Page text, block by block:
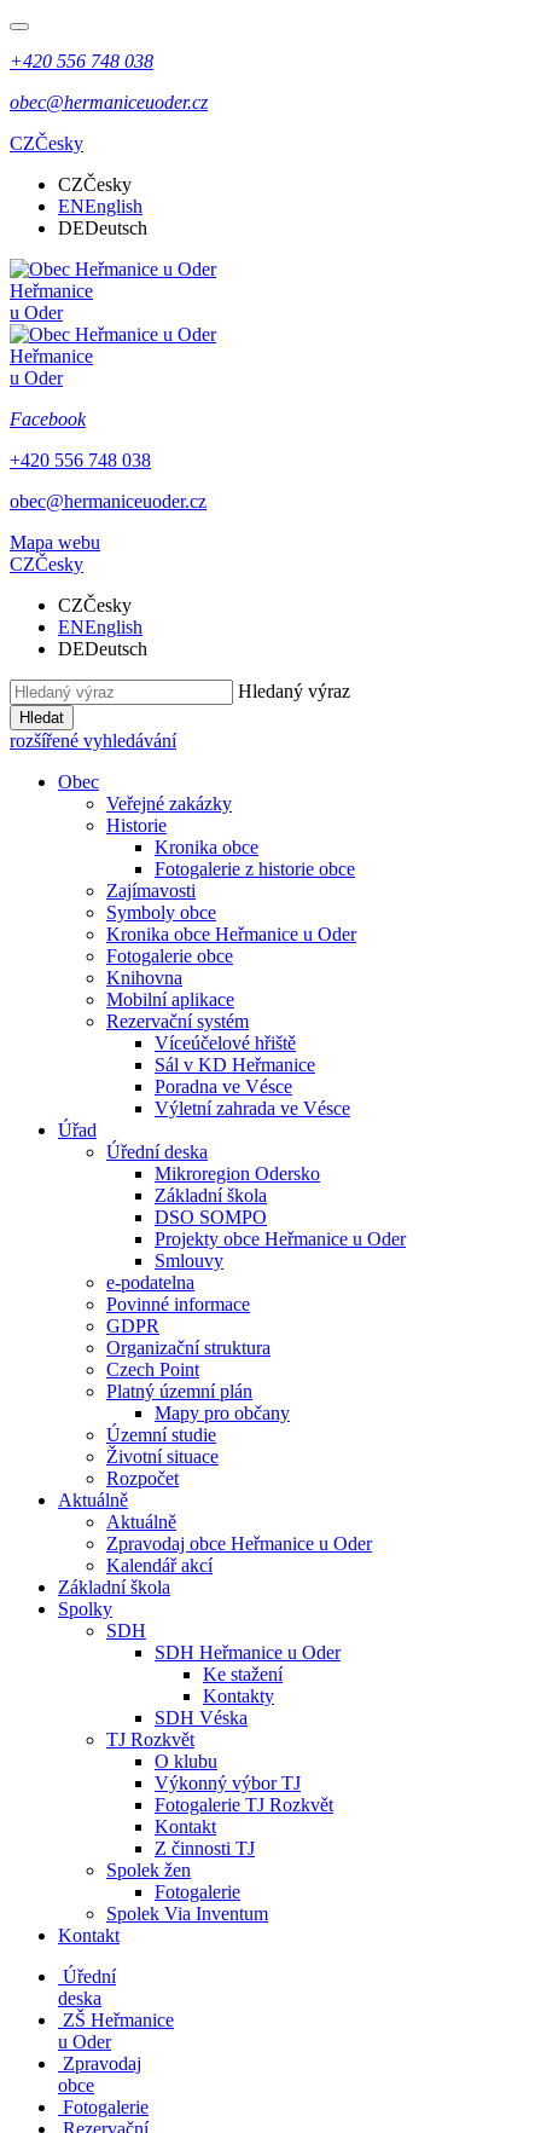
+420 556 748 038
obec@hermaniceuoder.cz
CZČesky
CZČesky
ENEnglish
DEDeutsch
Heřmanice
u Oder
Heřmanice
u Oder
Facebook
+420 556 748 038
obec@hermaniceuoder.cz
Mapa webu
CZČesky
CZČesky
ENEnglish
DEDeutsch
Hledaný výraz
Hledat
rozšířené vyhledávání
Obec
Veřejné zakázky
Historie
Kronika obce
Fotogalerie z historie obce
Zajímavosti
Symboly obce
Kronika obce Heřmanice u Oder
Fotogalerie obce
Knihovna
Mobilní aplikace
Rezervační systém
Víceúčelové hřiště
Sál v KD Heřmanice
Poradna ve Vésce
Výletní zahrada ve Vésce
Úřad
Úřední deska
Mikroregion Odersko
Základní škola
DSO SOMPO
Projekty obce Heřmanice u Oder
Smlouvy
e-podatelna
Povinné informace
GDPR
Organizační struktura
Czech Point
Platný územní plán
Mapy pro občany
Územní studie
Životní situace
Rozpočet
Aktuálně
Aktuálně
Zpravodaj obce Heřmanice u Oder
Kalendář akcí
Základní škola
Spolky
SDH
SDH Heřmanice u Oder
Ke stažení
Kontakty
SDH Véska
TJ Rozkvět
O klubu
Výkonný výbor TJ
Fotogalerie TJ Rozkvět
Kontakt
Z činnosti TJ
Spolek žen
Fotogalerie
Spolek Via Inventum
Kontakt
Úřední
deska
ZŠ Heřmanice
u Oder
Zpravodaj
obce
Fotogalerie
Rezervační